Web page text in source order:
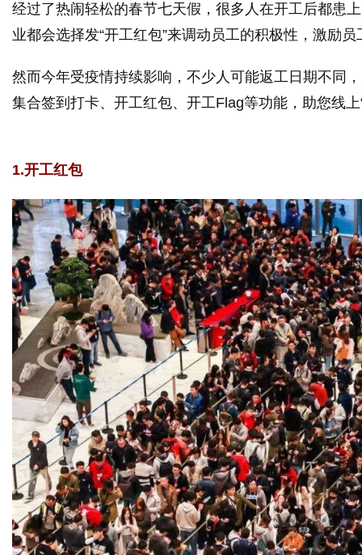
媒
字
会
经过了热闹轻松的春节七天假，很多人在开工后都患
业都会选择发“开工红包”来调动员工的积极性，激励
然而今年受疫情持续影响，不少人可能返工日期不同
集合签到打卡、开工红包、开工Flag等功能，助您线
1.开工红包